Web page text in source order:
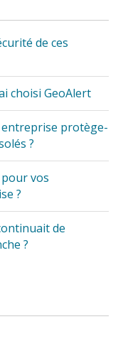
de ces
choisi GeoAlert
protège-
?
vos
?
de
?